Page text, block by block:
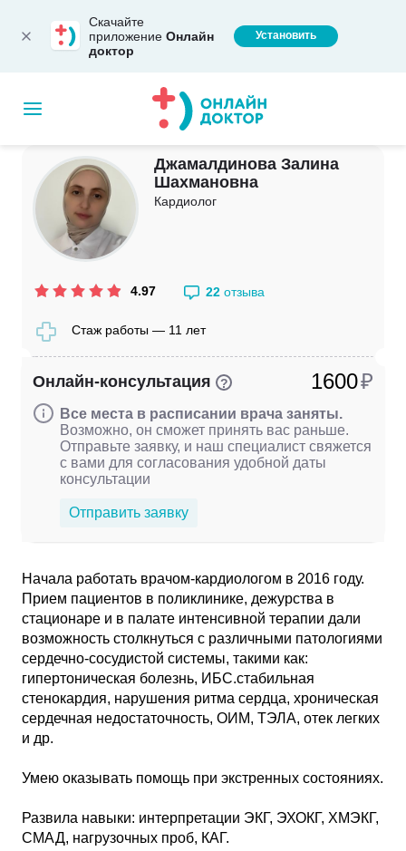
Скачайте
приложение Онлайн
доктор
Установить
Джамалдинова Залина
Шахмановна
Кардиолог
4.97 22 отзыва
Стаж работы — 11 лет
Онлайн-консультация ? 1600₽
Все места в расписании врача заняты.
Возможно, он сможет принять вас раньше.
Отправьте заявку, и наш специалист свяжется
с вами для согласования удобной даты
консультации
Отправить заявку
Начала работать врачом-кардиологом в 2016 году.
Прием пациентов в поликлинике, дежурства в
стационаре и в палате интенсивной терапии дали
возможность столкнуться с различными патологиями
сердечно-сосудистой системы, такими как:
гипертоническая болезнь, ИБС.стабильная
стенокардия, нарушения ритма сердца, хроническая
сердечная недостаточность, ОИМ, ТЭЛА, отек легких
и др.
Умею оказывать помощь при экстренных состояниях.
Развила навыки: интерпретации ЭКГ, ЭХОКГ, ХМЭКГ,
СМАД, нагрузочных проб, КАГ.